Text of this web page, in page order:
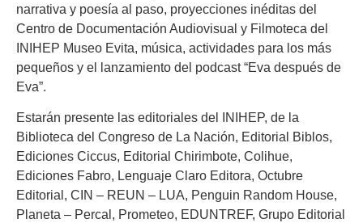
narrativa y poesía al paso, proyecciones inéditas del
Centro de Documentación Audiovisual y Filmoteca del
INIHEP Museo Evita, música, actividades para los más
pequeños y el lanzamiento del podcast “Eva después de
Eva”.
Estarán presente las editoriales del INIHEP, de la
Biblioteca del Congreso de La Nación, Editorial Biblos,
Ediciones Ciccus, Editorial Chirimbote, Colihue,
Ediciones Fabro, Lenguaje Claro Editora, Octubre
Editorial, CIN – REUN – LUA, Penguin Random House,
Planeta – Percal, Prometeo, EDUNTREF, Grupo Editorial